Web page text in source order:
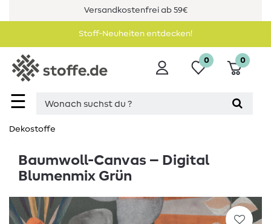
Versandkostenfrei ab 59€
Stoff-Neuheiten entdecken!
☰
0 0
Dekostoffe
Baumwoll-Canvas – Digital
Blumenmix Grün